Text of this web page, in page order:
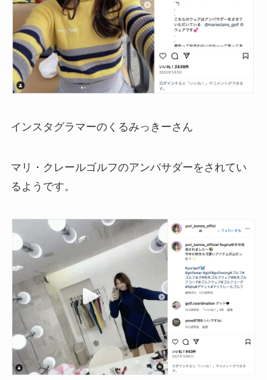
インスタグラマーのくるみっきーさん
マリ・クレールゴルフのアンバサダーをされてい
るようです。